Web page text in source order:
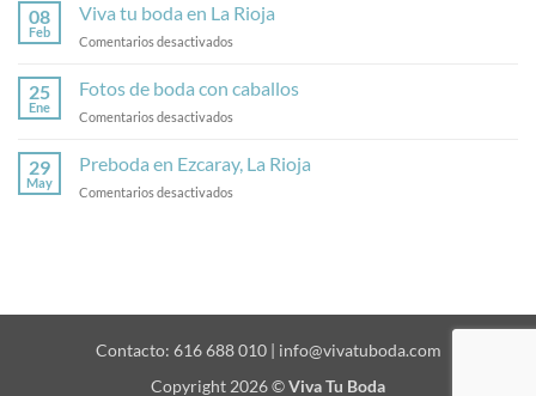
de
boda
en
08
Feb
Viva tu boda en La Rioja
Comentarios desactivados
en
Rioja
25
Ene
Fotos de boda con caballos
Comentarios desactivados
boda
con
29
May
Preboda en Ezcaray, La Rioja
Comentarios desactivados
Contacto: 616 688 010 | info@vivatuboda.com
Copyright 2026 ©Viva Tu Boda